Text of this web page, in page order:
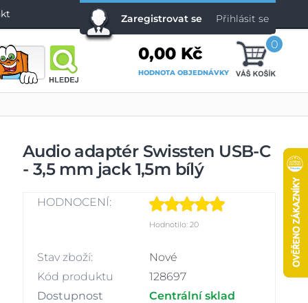
Zaregistrovat se Přihlásit se
0,00 Kč
HODNOTA OBJEDNÁVKY
0
Audio adaptér Swissten USB-C
- 3,5 mm jack 1,5m bílý
HODNOCENÍ:
Hodnotilo: 20
Stav zboží:
Nové
Kód produktu
128697
Dostupnost
Centrální sklad